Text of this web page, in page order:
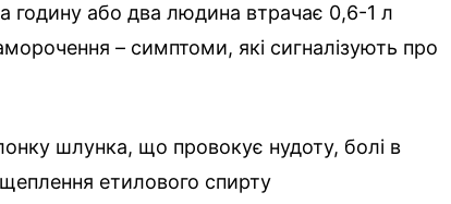
годину або два людина втрачає 0,6-1 л
– симптоми, які сигналізують про
шлунка, що провокує нудоту, болі в
етилового спирту